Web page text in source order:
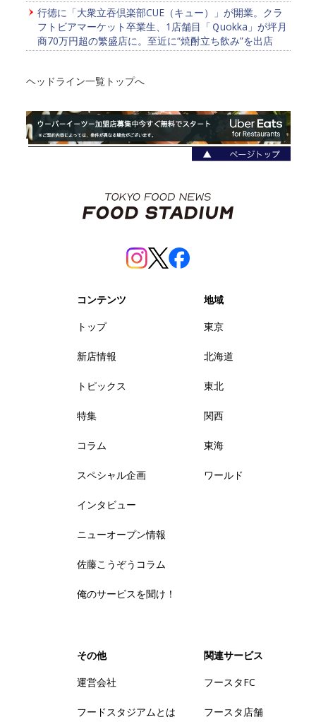
行徳に「大衆立吞倶楽部CUE（キュー）」が開業。クラ
フトビアマーケット卒業生、1店舗目「Ｑuokka」が坪月
商70万円超の繁盛店に。至近に“焼酎立ち飲み”を出店
ヘッドライン一覧トップへ
コンテンツ
トップ
新店情報
トピックス
特集
コラム
スペシャル企画
インタビュー
ニューオープン情報
佐藤こうぞうコラム
俺のサービスを聞け！
地域
東京
北海道
東北
関西
東海
ワールド
その他
運営会社
フードスタジアムとは
関連サービス
フースタFC
フースタ店舗